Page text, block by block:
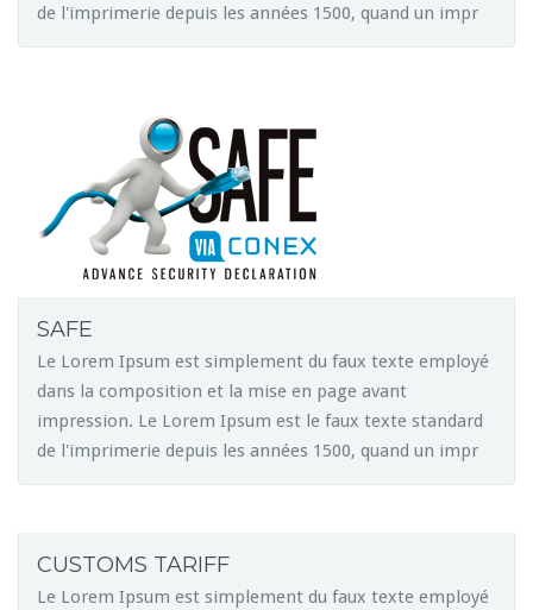
de l'imprimerie depuis les années 1500, quand un impr
SAFE
Le Lorem Ipsum est simplement du faux texte employé
dans la composition et la mise en page avant
impression. Le Lorem Ipsum est le faux texte standard
de l'imprimerie depuis les années 1500, quand un impr
CUSTOMS TARIFF
Le Lorem Ipsum est simplement du faux texte employé